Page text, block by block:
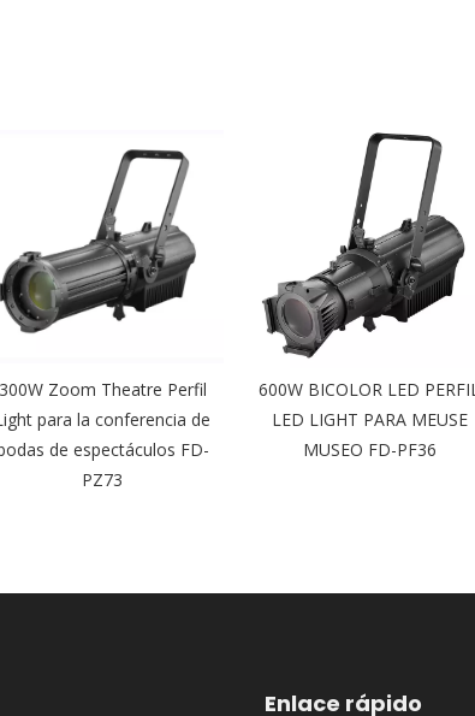
300W Zoom Theatre Perfil
para la conferencia de
de espectáculos FD-
PZ73
600W BICOLOR LED PERFIL
LED LIGHT PARA MEUSE
MUSEO FD-PF36
Enlace rápido